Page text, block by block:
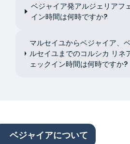
ベジャイア発アルジェリアフ
イン時間は何時ですか?
マルセイユからベジャイア、
ルセイユまでのコルシカ リネ
ェックイン時間は何時ですか?
ベジャイアについて